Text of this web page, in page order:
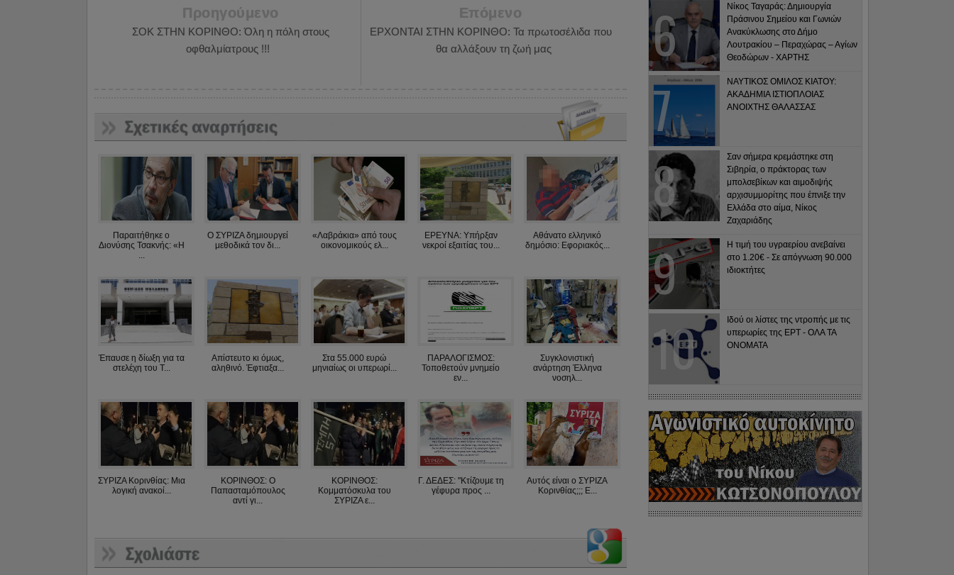
Επόμενο
ΕΡΧΟΝΤΑΙ ΣΤΗΝ ΚΟΡΙΝΘΟ: Τα πρωτοσέλιδα που
θα αλλάξουν τη ζωή μας
Προηγούμενο
ΣΟΚ ΣΤΗΝ ΚΟΡΙΝΘΟ: Όλη η πόλη στους
οφθαλμίατρους !!!
Παραιτήθηκε ο
Διονύσης Τσακνής: «Η
...
Ο ΣΥΡΙΖΑ δημιουργεί
μεθοδικά τον δι...
«Λαβράκια» από τους
οικονομικούς ελ...
ΕΡΕΥΝΑ: Υπήρξαν
νεκροί εξαιτίας του...
Αθάνατο ελληνικό
δημόσιο: Εφοριακός...
Έπαυσε η δίωξη για τα
στελέχη του Τ...
Απίστευτο κι όμως,
αληθινό. Έφτιαξα...
Στα 55.000 ευρώ
μηνιαίως οι υπερωρί...
ΠΑΡΑΛΟΓΙΣΜΟΣ:
Τοποθετούν μνημείο
εν...
Συγκλονιστική
ανάρτηση Έλληνα
νοσηλ...
ΣΥΡΙΖΑ Κορινθίας: Μια
λογική ανακοί...
ΚΟΡΙΝΘΟΣ: Ο
Παπασταμόπουλος
αντί γι...
ΚΟΡΙΝΘΟΣ:
Κομματόσκυλα του
ΣΥΡΙΖΑ ε...
Γ. ΔΕΔΕΣ: "Κτίζουμε τη
γέφυρα προς ...
Αυτός είναι ο ΣΥΡΙΖΑ
Κορινθίας;;; Ε...
Νίκος Ταγαράς: Δημιουργία
Πράσινου Σημείου και Γωνιών
Ανακύκλωσης στο Δήμο
Λουτρακίου – Περαχώρας – Αγίων
Θεοδώρων - ΧΑΡΤΗΣ
ΝΑΥΤΙΚΟΣ ΟΜΙΛΟΣ ΚΙΑΤΟΥ:
ΑΚΑΔΗΜΙΑ ΙΣΤΙΟΠΛΟΙΑΣ
ΑΝΟΙΧΤΗΣ ΘΑΛΑΣΣΑΣ
Σαν σήμερα κρεμάστηκε στη
Σιβηρία, ο πράκτορας των
μπολσεβίκων και αιμοδιψής
αρχισυμμορίτης που έπνιξε την
Ελλάδα στο αίμα, Νίκος
Ζαχαριάδης
Η τιμή του υγραερίου ανεβαίνει
στο 1.20€ - Σε απόγνωση 90.000
ιδιοκτήτες
Ιδού οι λίστες της ντροπής με τις
υπερωρίες της ΕΡΤ - ΟΛΑ ΤΑ
ΟΝΟΜΑΤΑ